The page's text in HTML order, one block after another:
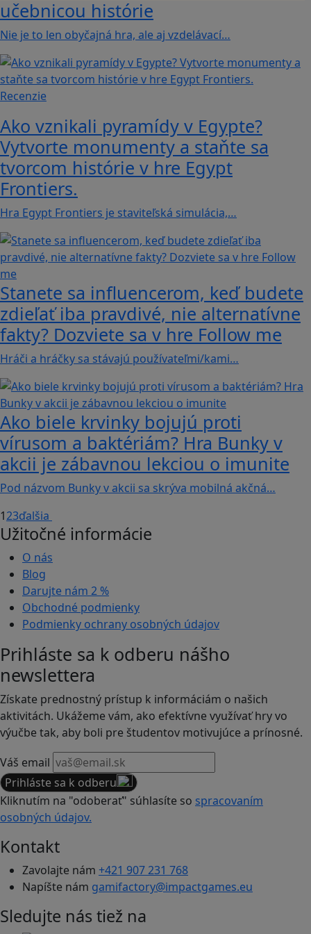
učebnicou histórie
Nie je to len obyčajná hra, ale aj vzdelávací…
Recenzie
Ako vznikali pyramídy v Egypte?
Vytvorte monumenty a staňte sa
tvorcom histórie v hre Egypt
Frontiers.
Hra Egypt Frontiers je staviteľská simulácia,…
Stanete sa influencerom, keď budete
zdieľať iba pravdivé, nie alternatívne
fakty? Dozviete sa v hre Follow me
Hráči a hráčky sa stávajú používateľmi/kami…
Ako biele krvinky bojujú proti
vírusom a baktériám? Hra Bunky v
akcii je zábavnou lekciou o imunite
Pod názvom Bunky v akcii sa skrýva mobilná akčná…
123ďalšia
Užitočné informácie
O nás
Blog
Darujte nám 2 %
Obchodné podmienky
Podmienky ochrany osobných údajov
Prihláste sa k odberu nášho
newslettera
Získate prednostný prístup k informáciám o našich
aktivitách. Ukážeme vám, ako efektívne využívať hry vo
výučbe tak, aby boli pre študentov motivujúce a prínosné.
Váš email
Prihláste sa k odberu
Kliknutím na "odoberať" súhlasíte so spracovaním
osobných údajov.
Kontakt
Zavolajte nám +421 907 231 768
Napíšte nám gamifactory@impactgames.eu
Sledujte nás tiež na